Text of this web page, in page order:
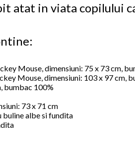
atat in viata copilului
Mouse, dimensiuni: 75 x 73 cm,
Mouse, dimensiuni: 103 x 97 cm,
bumbac 100%
73 x 71 cm
buline albe si fundita